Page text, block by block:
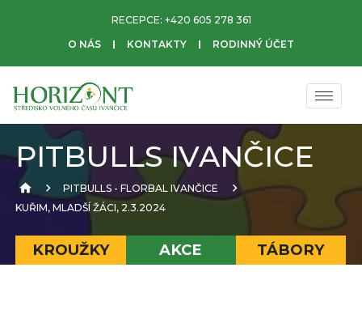
RECEPCE: +420 605 278 361
O NÁS
KONTAKTY RODINNÝ ÚČET
PITBULLS IVANČICE
PITBULLS - FLORBAL IVANČICE
KUŘIM, MLADŠÍ ŽÁCI, 2.3.2024
KROUŽKY AKCE TÁBORY